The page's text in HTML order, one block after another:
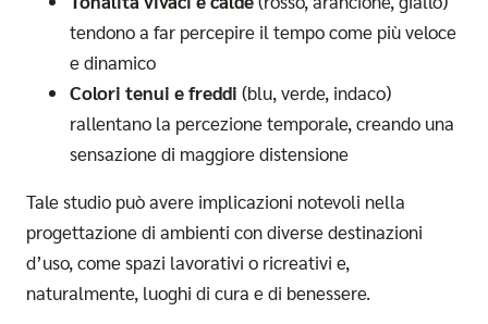
tendono a far percepire il tempo come più veloce
e dinamico
Colori tenui e freddi (blu, verde, indaco)
rallentano la percezione temporale, creando una
sensazione di maggiore distensione
Tale studio può avere implicazioni notevoli nella
progettazione di ambienti con diverse destinazioni
d’uso, come spazi lavorativi o ricreativi e,
naturalmente, luoghi di cura e di benessere.